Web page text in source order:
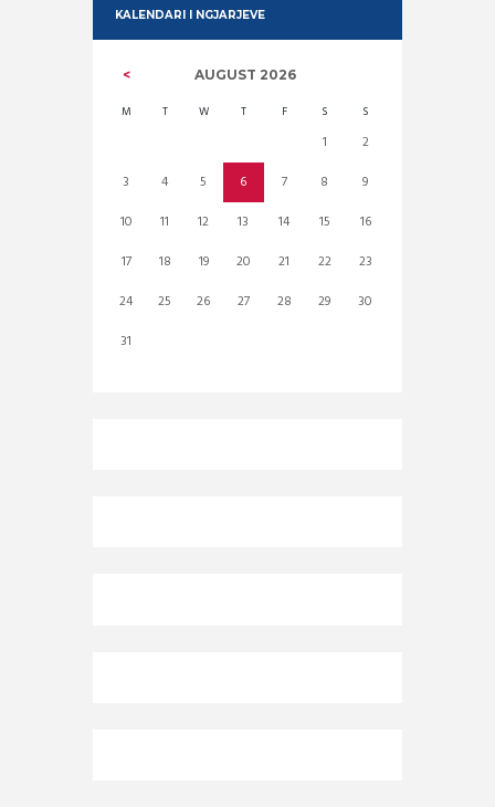
KALENDARI I NGJARJEVE
AUGUST 2026
M T W T F S S
1
2
3
4 5 6 7 8
9
10
11 12 13 14 15
16
17
18 19 20 21 22
23
24
25 26 27 28 29
30
31